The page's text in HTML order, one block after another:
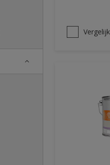
Vergelijk